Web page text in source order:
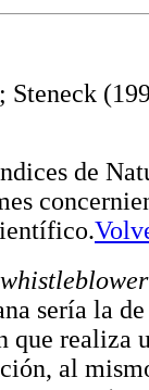
Steneck
de
whistleblower
sería la
que realiza
al